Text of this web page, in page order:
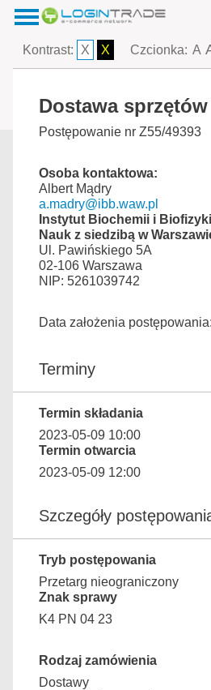
Kontrast: X X Czcionka: A
Dostawa
Postępowanie nr Z55/49393
Osoba kontaktowa:
Albert Mądry
a.madry@ibb.waw.pl
Instytut Biochemii i
Nauk z siedzibą w
Ul. Pawińskiego 5A
02-106 Warszawa
NIP: 5261039742
Data założenia postępowania:
Terminy
Termin składania
2023-05-09 10:00
Termin otwarcia
2023-05-09 12:00
Szczegóły
Tryb postępowania
Przetarg nieograniczony
Znak sprawy
K4 PN 04 23
Rodzaj zamówienia
Dostawy